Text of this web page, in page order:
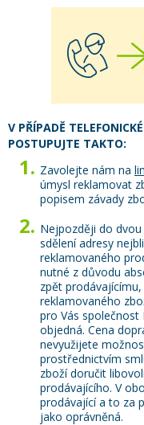
V PŘÍPADĚ
POSTUPUJTE TAKTO:
Zavolejte nám na
úmysl reklamovat
popisem závady
Nejpozději do
sdělení adresy
reklamovaného
nutné z důvodu
zpět
reklamovaného
pro Vás společnost
objedná. Cena
nevyužijete
prostřednictvím
zboží doručit
prodávajícího. V
prodávající a to za
jako oprávněná.